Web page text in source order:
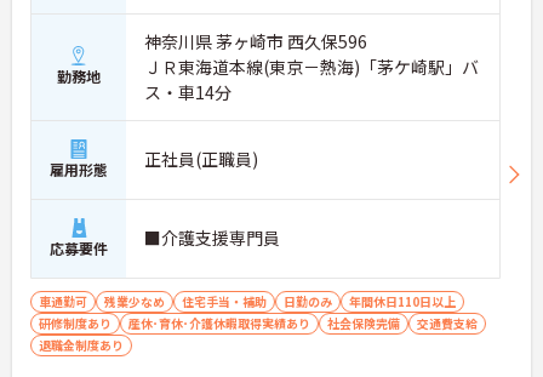
勤務地
神奈川県 茅ヶ崎市 西久保596
ＪＲ東海道本線(東京－熱海)「茅ケ崎駅」バ
ス・車14分
雇用形態 正社員(正職員)
応募要件 ■介護支援専門員
車通勤可 残業少なめ 住宅手当・補助 日勤のみ
年間休日110日以上
研修制度あり
産休･育休･介護休暇取得実績あり 社会保険完備
交通費支給
退職金制度あり